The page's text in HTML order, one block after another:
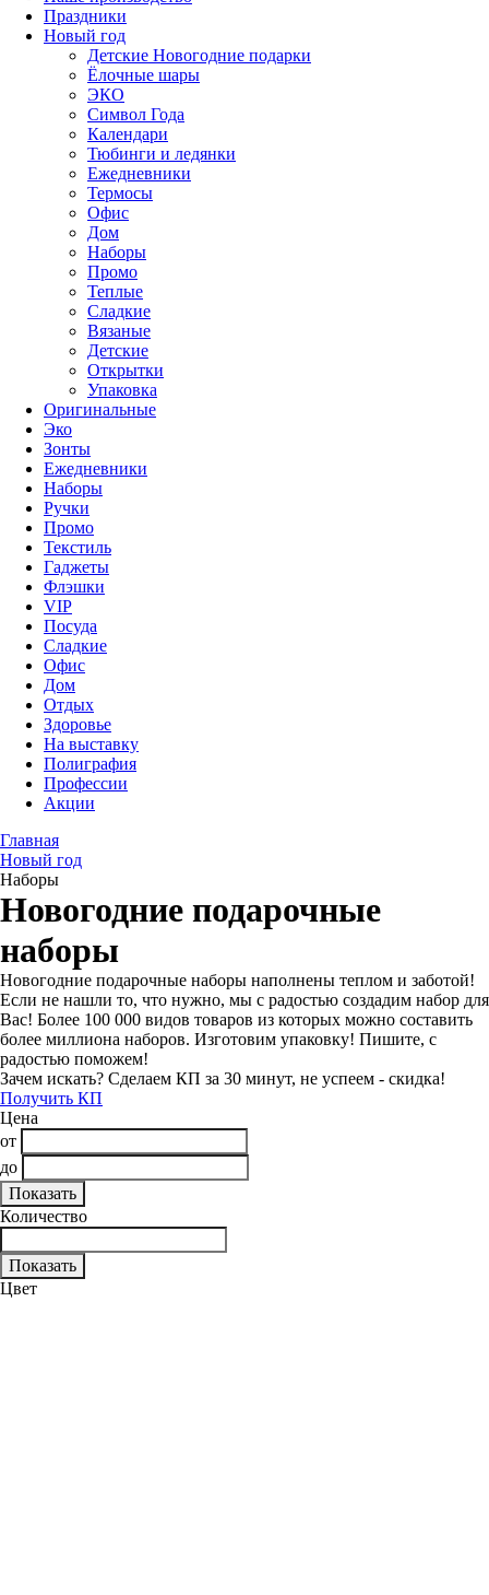
Праздники
Новый год
Детские Новогодние подарки
Ёлочные шары
ЭКО
Символ Года
Календари
Тюбинги и ледянки
Ежедневники
Термосы
Офис
Дом
Наборы
Промо
Теплые
Сладкие
Вязаные
Детские
Открытки
Упаковка
Оригинальные
Эко
Зонты
Ежедневники
Наборы
Ручки
Промо
Текстиль
Гаджеты
Флэшки
VIP
Посуда
Сладкие
Офис
Дом
Отдых
Здоровье
На выставку
Полиграфия
Профессии
Акции
Главная
Новый год
Наборы
Новогодние подарочные
наборы
Новогодние подарочные наборы наполнены теплом и заботой!
Если не нашли то, что нужно, мы с радостью создадим набор для
Вас! Более 100 000 видов товаров из которых можно составить
более миллиона наборов. Изготовим упаковку! Пишите, с
радостью поможем!
Зачем искать? Сделаем КП за 30 минут, не успеем - скидка!
Получить КП
Цена
от
до
Количество
Цвет